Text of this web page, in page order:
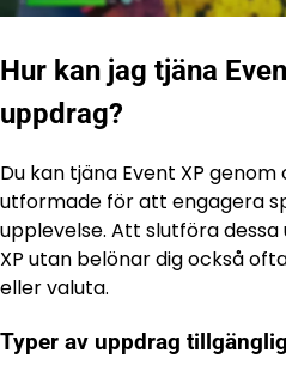
Hur kan jag tjäna
uppdrag?
Du kan tjäna Event XP
utformade för att engagera
upplevelse. Att slutföra
XP utan belönar dig också
eller valuta.
Typer av uppdrag